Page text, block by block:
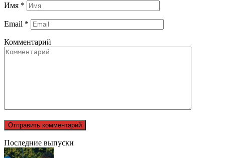
Имя *
Email *
Комментарий
Последние выпуски